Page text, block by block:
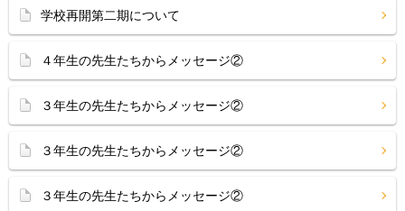
学校再開第二期について
４年生の先生たちからメッセージ②
３年生の先生たちからメッセージ②
３年生の先生たちからメッセージ②
３年生の先生たちからメッセージ②